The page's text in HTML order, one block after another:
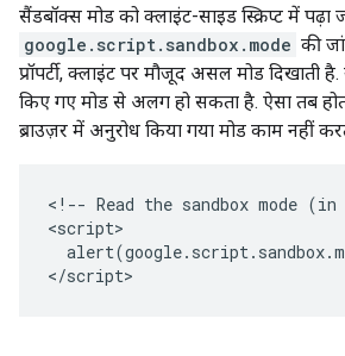
सैंडबॉक्स मोड को क्लाइंट-साइड स्क्रिप्ट में
google.script.sandbox.mode की
प्रॉपर्टी, क्लाइंट पर मौजूद असल मोड दिखाती
किए गए मोड से अलग हो सकता है. ऐसा तब
ब्राउज़र में अनुरोध किया गया मोड काम नहीं
<!-- Read the sandbox mode
<script>
</script>